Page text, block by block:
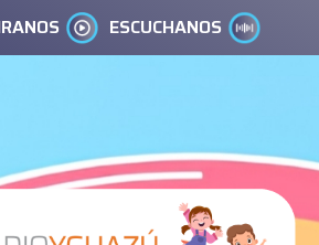
ESCUCHANOS